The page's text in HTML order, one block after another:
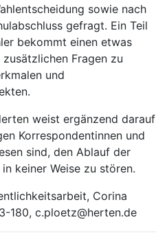
sowie nach
gefragt. Ein Teil
bekommt einen etwas
Fragen zu
und
weist ergänzend darauf
Korrespondentinnen und
sind, den Ablauf der
keiner Weise zu stören.
Corina
180, c.ploetz@herten.de